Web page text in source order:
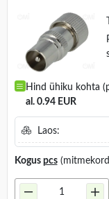
Hind ühiku kohta
al. 0.94 EUR
Laos:
Kogus pcs